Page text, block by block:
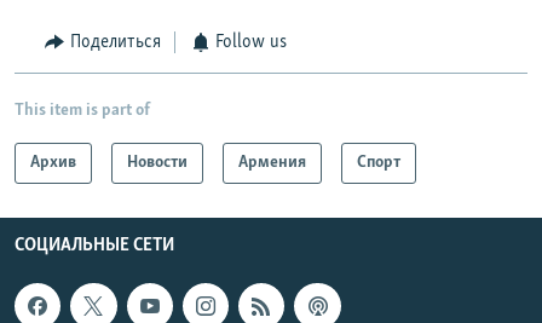
Поделиться Follow us
This item is part of
Архив Новости Армения Спорт
СОЦИАЛЬНЫЕ СЕТИ